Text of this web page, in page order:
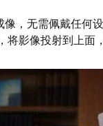
，无需佩戴任何
影像投射到上面